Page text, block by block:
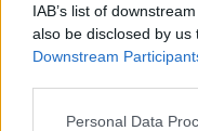
IAB’s list of
also be disclosed by
Downstream
Personal Data
Administratören kan ha krävt